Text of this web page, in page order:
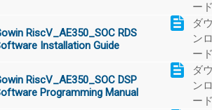
ー
RiscV_AE350_SOC RDS
Installation Guide
ダ
ン
ー
RiscV_AE350_SOC DSP
Programming Manual
ダ
ン
ー